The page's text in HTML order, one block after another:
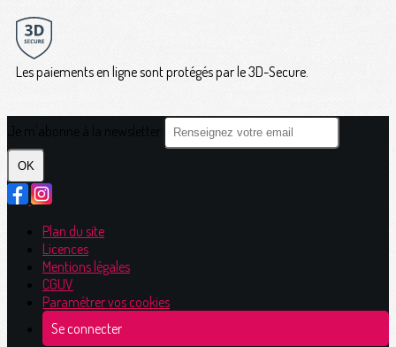
Les paiements en ligne sont protégés par le 3D-Secure.
OK
Plan du site
Licences
Mentions légales
CGUV
Paramétrer vos cookies
Se connecter